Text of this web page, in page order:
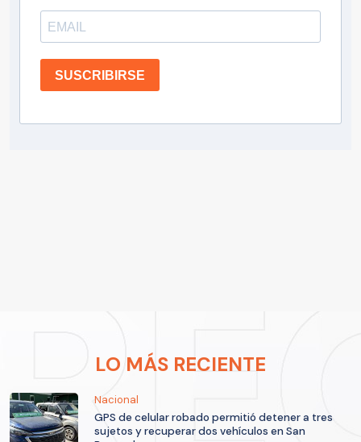
SUSCRIBIRSE
LO MÁS RECIENTE
Nacional
GPS de celular robado permitió detener a tres
sujetos y recuperar dos vehículos en San